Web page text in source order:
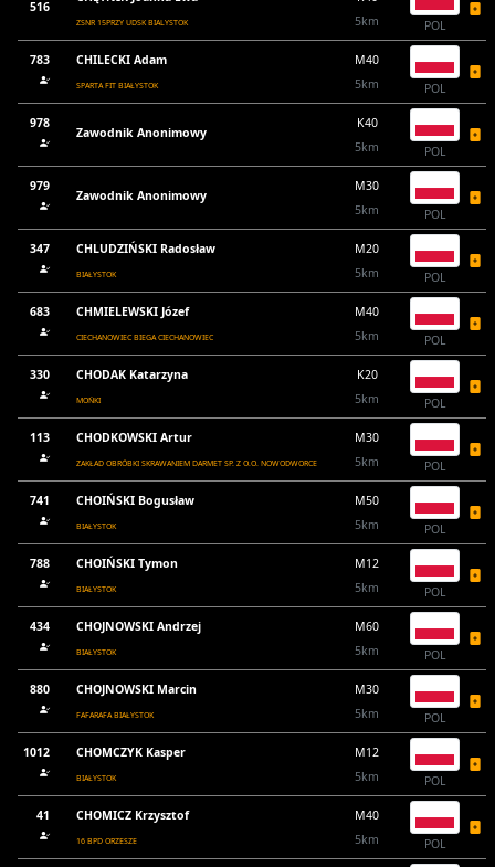
516
ZSNR 15PRZY UDSK BIALYSTOK
5km
POL
783 CHILECKI Adam
SPARTA FIT BIAŁYSTOK
M40
5km
POL
978
Zawodnik Anonimowy
K40
5km
POL
979
Zawodnik Anonimowy
M30
5km
POL
347 CHLUDZIŃSKI Radosław
BIAŁYSTOK
M20
5km
POL
683 CHMIELEWSKI Józef
CIECHANOWIEC BIEGA CIECHANOWIEC
M40
5km
POL
330 CHODAK Katarzyna
MOŃKI
K20
5km
POL
113 CHODKOWSKI Artur
ZAKŁAD OBRÓBKI SKRAWANIEM DARMET SP. Z O.O. NOWODWORCE
M30
5km
POL
741 CHOIŃSKI Bogusław
BIAŁYSTOK
M50
5km
POL
788 CHOIŃSKI Tymon
BIAŁYSTOK
M12
5km
POL
434 CHOJNOWSKI Andrzej
BIAŁYSTOK
M60
5km
POL
880 CHOJNOWSKI Marcin
FAFARAFA BIAŁYSTOK
M30
5km
POL
1012 CHOMCZYK Kasper
BIAŁYSTOK
M12
5km
POL
41 CHOMICZ Krzysztof
16 BPD ORZESZE
M40
5km
POL